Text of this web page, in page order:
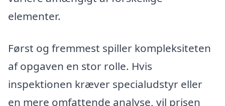
elementer.
Først og fremmest spiller kompleksiteten
af opgaven en stor rolle. Hvis
inspektionen kræver specialudstyr eller
en mere omfattende analyse, vil prisen